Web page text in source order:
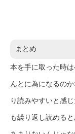
まとめ
本を手に取った時
んとに為になるの
り読みやすいと感
も繰り返し読める